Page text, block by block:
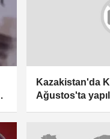
Kazakistan'da
Ağustos'ta